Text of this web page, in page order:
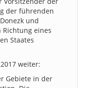
der führenden
und
Richtung eines
Staates
weiter:
Gebiete in der